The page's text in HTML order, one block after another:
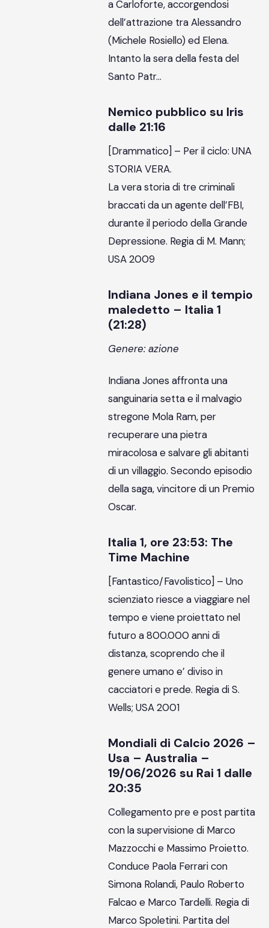
a Carloforte, accorgendosi
dell’attrazione tra Alessandro
(Michele Rosiello) ed Elena.
Intanto la sera della festa del
Santo Patr…
Nemico pubblico su Iris
dalle 21:16
[Drammatico] – Per il ciclo: UNA
STORIA VERA.
La vera storia di tre criminali
braccati da un agente dell’FBI,
durante il periodo della Grande
Depressione. Regia di M. Mann;
USA 2009
Indiana Jones e il tempio
maledetto – Italia 1
(21:28)
Genere: azione
Indiana Jones affronta una
sanguinaria setta e il malvagio
stregone Mola Ram, per
recuperare una pietra
miracolosa e salvare gli abitanti
di un villaggio. Secondo episodio
della saga, vincitore di un Premio
Oscar.
Italia 1, ore 23:53: The
Time Machine
[Fantastico/Favolistico] – Uno
scienziato riesce a viaggiare nel
tempo e viene proiettato nel
futuro a 800.000 anni di
distanza, scoprendo che il
genere umano e’ diviso in
cacciatori e prede. Regia di S.
Wells; USA 2001
Mondiali di Calcio 2026 –
Usa – Australia –
19/06/2026 su Rai 1 dalle
20:35
Collegamento pre e post partita
con la supervisione di Marco
Mazzocchi e Massimo Proietto.
Conduce Paola Ferrari con
Simona Rolandi, Paulo Roberto
Falcao e Marco Tardelli. Regia di
Marco Spoletini. Partita del